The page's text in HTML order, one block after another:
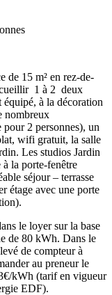
de 15 m² en rez-de-
1 à 2 deux
à la décoration
nombreux
2 personnes), un
wifi gratuit, la salle
Les studios Jardin
à la porte-fenêtre
séjour – terrasse
étage avec une porte
le loyer sur la base
de 80 kWh. Dans le
de compteur à
au preneur le
kWh (tarif en vigueur
EDF).